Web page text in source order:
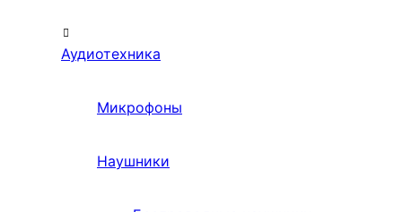
Аудиотехника
Микрофоны
Наушники